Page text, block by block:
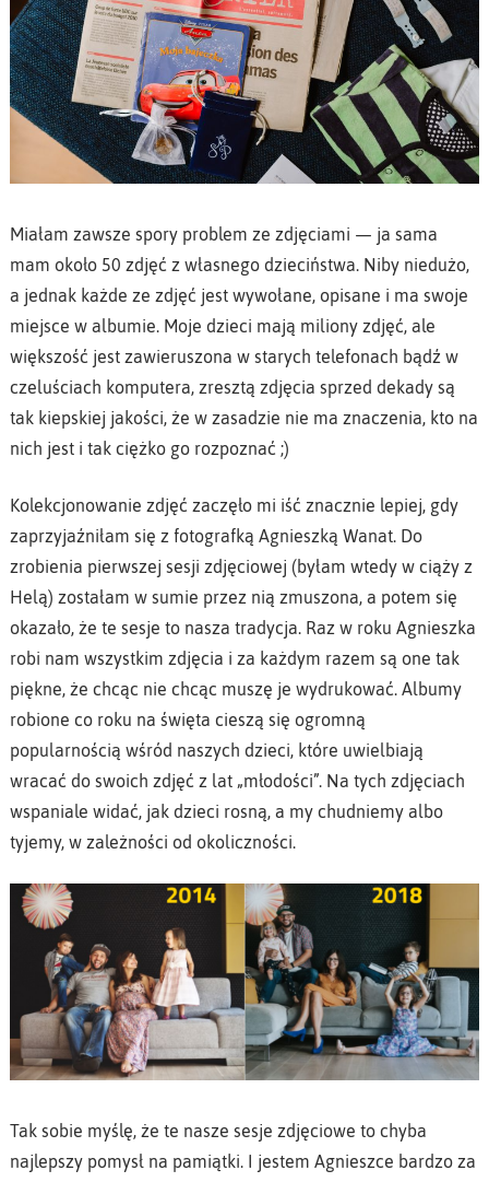
Miałam zawsze spory problem ze zdjęciami — ja sama
mam około 50 zdjęć z własnego dzieciństwa. Niby niedużo,
a jednak każde ze zdjęć jest wywołane, opisane i ma swoje
miejsce w albumie. Moje dzieci mają miliony zdjęć, ale
większość jest zawieruszona w starych telefonach bądź w
czeluściach komputera, zresztą zdjęcia sprzed dekady są
tak kiepskiej jakości, że w zasadzie nie ma znaczenia, kto na
nich jest i tak ciężko go rozpoznać ;)
Kolekcjonowanie zdjęć zaczęło mi iść znacznie lepiej, gdy
zaprzyjaźniłam się z fotografką Agnieszką Wanat. Do
zrobienia pierwszej sesji zdjęciowej (byłam wtedy w ciąży z
Helą) zostałam w sumie przez nią zmuszona, a potem się
okazało, że te sesje to nasza tradycja. Raz w roku Agnieszka
robi nam wszystkim zdjęcia i za każdym razem są one tak
piękne, że chcąc nie chcąc muszę je wydrukować. Albumy
robione co roku na święta cieszą się ogromną
popularnością wśród naszych dzieci, które uwielbiają
wracać do swoich zdjęć z lat „młodości”. Na tych zdjęciach
wspaniale widać, jak dzieci rosną, a my chudniemy albo
tyjemy, w zależności od okoliczności.
Tak sobie myślę, że te nasze sesje zdjęciowe to chyba
najlepszy pomysł na pamiątki. I jestem Agnieszce bardzo za